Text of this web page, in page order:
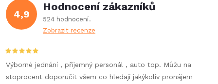
4,9
Hodnocení zákazníků
524 hodnocení
Zobrazit recenze
Výborné jednání , příjemný personál , auto top. Můžu na
stoprocent doporučit všem co hledají jakýkoliv pronájem